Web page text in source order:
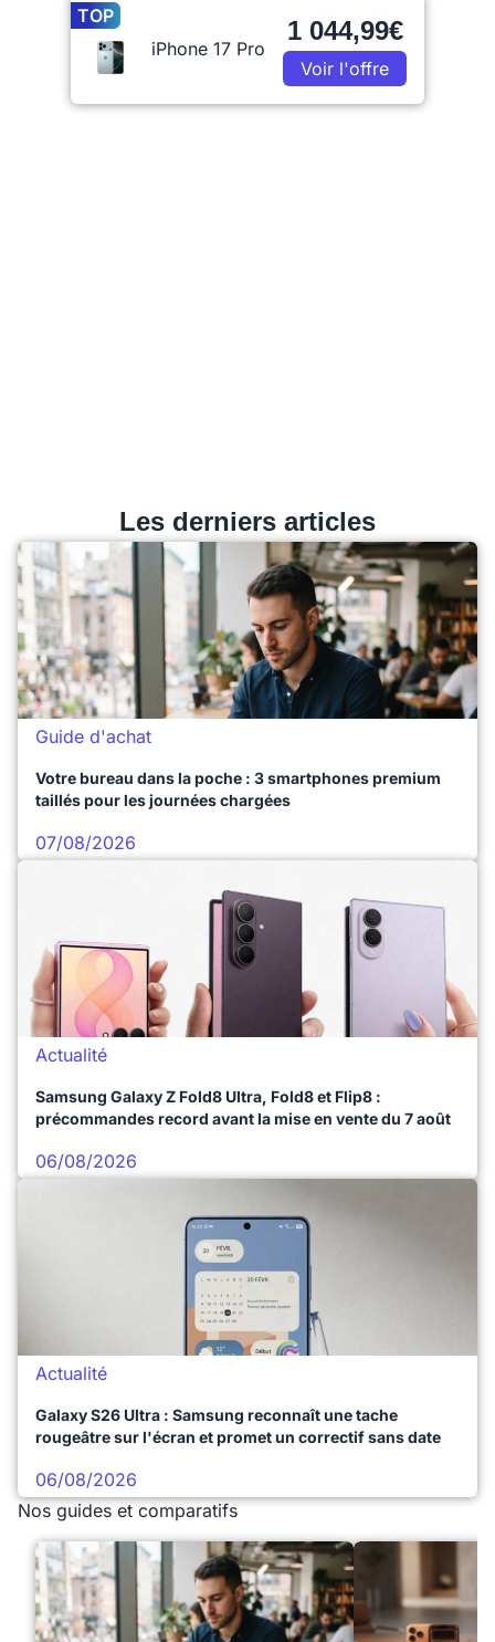
TOP
iPhone 17 Pro
1 044,99€
Voir l'offre
Les derniers articles
Guide d'achat
Votre bureau dans la poche : 3 smartphones premium
taillés pour les journées chargées
07/08/2026
Actualité
Samsung Galaxy Z Fold8 Ultra, Fold8 et Flip8 :
précommandes record avant la mise en vente du 7 août
06/08/2026
Actualité
Galaxy S26 Ultra : Samsung reconnaît une tache
rougeâtre sur l'écran et promet un correctif sans date
06/08/2026
Nos guides et comparatifs